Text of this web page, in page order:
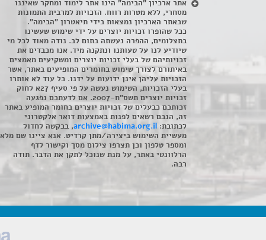
אתר ארכיון "הבימה" הינו אתר לימוד ומחקר שאיננו
מסחרי, ללא מטרות רווח. הזכויות למרבית התמונות
שבאתר הארכיון נמצאות בידי תיאטרון "הבימה".
ככל שהופרו זכויות יוצרים על ידי שימוש שעשינו
בתצלומים, ההפרה נעשתה בתום לב. נודה מאוד לכל מי
שיודיע לנו על טעותנו ונתקנה מיד. אנו מכבדים את
זכויותיהם של בעלי זכויות יוצרים ומשקיעים מאמצים
באיתורם לצורך שימוש בחומרים המופיעים באתר, אשר
הזכויות עליהן אינן ידועות על ידנו. כל עוד לא אותרו
בעלי הזכויות, השימוש נעשה על פי סעיף 27א לחוק
זכויות יוצרים תשס"ח-2007. אם לדעתכם נפגעה
זכותכם כבעלים של זכויות יוצרים בחומר המופיע באתר
זה, הנכם רשאים לפנות באמצעות דואר אלקטרוני
לכתובת: archive@habima.org.il, בבקשה לחדול
מעשיית השימוש ביצירה/מתן קרדיט. אנא ציינו שם מלא
ומספר טלפון וכן תצרפו צילום מסך וקישור לדף
הרלוונטי באתר, על מנת שנוכל לתקן את הדבר. תודה
רבה.